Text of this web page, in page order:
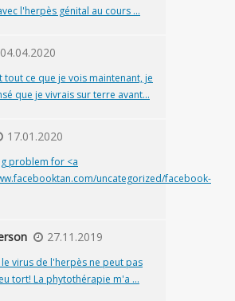
l'herpès génital au cours ...
04.04.2020
tout ce que je vois maintenant, je
que je vivrais sur terre avant...
17.01.2020
problem for <a
uncategorized/facebook-
27.11.2019
virus de l'herpès ne peut pas
tort! La phytothérapie m'a ...